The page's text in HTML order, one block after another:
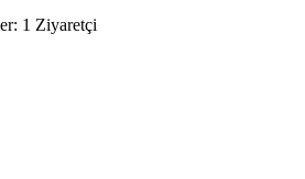
1 Ziyaretçi